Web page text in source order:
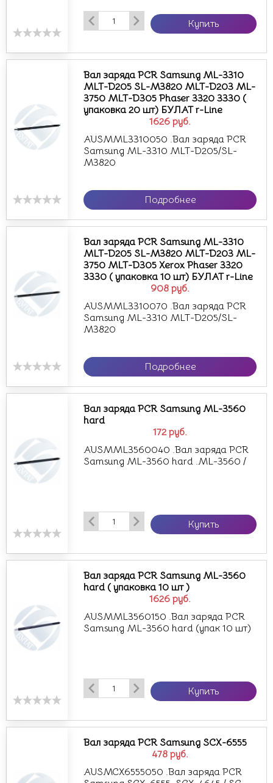
Купить
1626 руб.
Вал заряда PCR Samsung ML-3310
MLT-D205 SL-M3820 MLT-D203 ML-
3750 MLT-D305 Phaser 3320 3330 (
упаковка 20 шт) БУЛАТ r-Line
AUSMML3310050 .Вал заряда PCR
Samsung ML-3310 MLT-D205/SL-
M3820
Подробнее
908 руб.
Вал заряда PCR Samsung ML-3310
MLT-D205 SL-M3820 MLT-D203 ML-
3750 MLT-D305 Xerox Phaser 3320
3330 ( упаковка 10 шт) БУЛАТ r-Line
AUSMML3310070 .Вал заряда PCR
Samsung ML-3310 MLT-D205/SL-
M3820
Подробнее
172 руб.
Вал заряда PCR Samsung ML-3560
hard
AUSMML3560040 .Вал заряда PCR
Samsung ML-3560 hard .ML-3560 /
Купить
1626 руб.
Вал заряда PCR Samsung ML-3560
hard ( упаковка 10 шт )
AUSMML3560150 .Вал заряда PCR
Samsung ML-3560 hard (упак 10 шт)
Купить
478 руб.
Вал заряда PCR Samsung SCX-6555
AUSMCX6555050 .Вал заряда PCR